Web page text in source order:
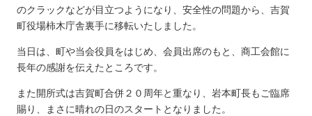
のクラックなどが目立つようになり、安全性の問題から、吉賀
町役場柿木庁舎裏手に移転いたしました。
当日は、町や当会役員をはじめ、会員出席のもと、商工会館に
長年の感謝を伝えたところです。
また開所式は吉賀町合併２０周年と重なり、岩本町長もご臨席
賜り、まさに晴れの日のスタートとなりました。